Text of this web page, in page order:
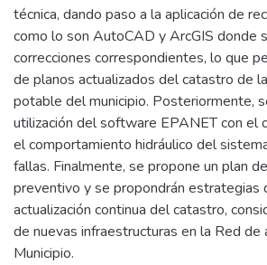
técnica, dando paso a la aplicación de
como lo son AutoCAD y ArcGIS donde
correcciones correspondientes, lo que
de planos actualizados del catastro de
potable del municipio. Posteriormente,
utilización del software EPANET con el
el comportamiento hidráulico del
fallas. Finalmente, se propone un plan
preventivo y se propondrán estrategias
actualización continua del catastro,
de nuevas infraestructuras en la Red
Municipio.